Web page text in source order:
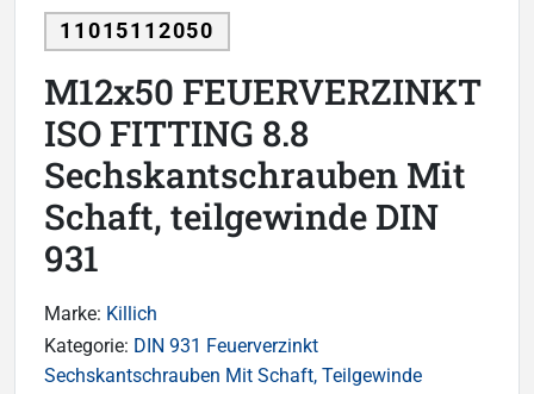
11015112050
M12x50 FEUERVERZINKT
ISO FITTING 8.8
Sechskantschrauben Mit
Schaft, teilgewinde DIN
931
Marke: Killich
Kategorie: DIN 931 Feuerverzinkt
Sechskantschrauben Mit Schaft, Teilgewinde